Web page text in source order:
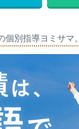
個別指導ヨミサマ。